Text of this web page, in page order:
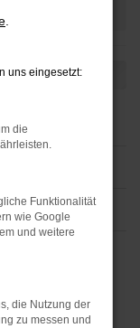
uns eingesetzt:
die
Funktionalität
wie Google
und weitere
die Nutzung der
zu messen und